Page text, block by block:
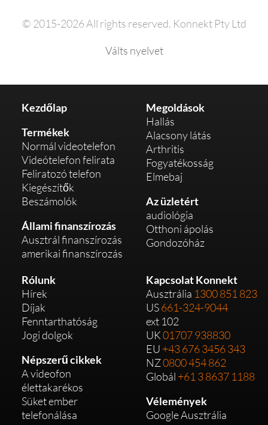
© 2015-2026 All rights reserved. Konnekt Pty Ltd
Válts nyelvet
Kezdőlap
Termékek
Normál videotelefon
Videótelefon felirata
Feliratozó telefon
Kiegészítők
Beszámolók
Állami finanszírozás
Ausztrál finanszírozás
amerikai finanszírozás
Megoldások
Hallás
Alacsony látás
Arthritis
Fogyatékosság
Elmebaj
Az üzletért
audiológia
Otthoni ápolás
Gondozóház
Rólunk
Hírek
Díjak
Fenntarthatóság
Jogi dolgok
Népszerű cikkek
A videofon
élettakarékos
Süket ember
telefonálása
Kapcsolat Konnekt
Ausztrália 1300 851 823
US661-324-9044
ext 102
UK01707 938830
EU +43 676 3456 343
NZ0800 454 862
Globál +61 3 8637 1188
Vélemények
Google Ausztrália